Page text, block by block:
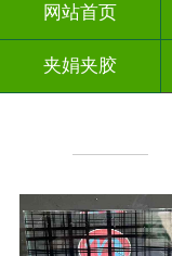
网站首页
夹娟夹胶